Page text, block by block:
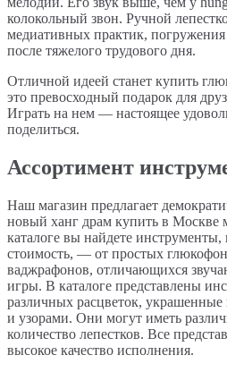
колокольный звон. Ручной
медиативных практик, погружения
после тяжелого трудового дня.
Отличной идеей станет купить
это превосходный подарок для
Играть на нем — настоящее
поделиться.
Ассортимент
Наш магазин предлагает
новый ханг драм купить в Москве
каталоге вы найдете
стоимость, — от простых
ваджрафонов, отличающихся
игры. В каталоге представлены
различных расцветок,
и узорами. Они могут иметь
количество лепестков. Все
высокое качество исполнения.